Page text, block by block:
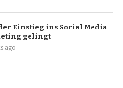
Einstieg ins Social Media
gelingt
ago